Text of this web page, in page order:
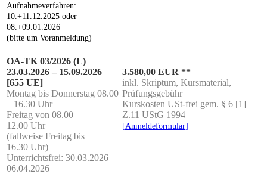
Auf­nah­me­ver­fah­ren:
10.+11.12.2025 oder
08.+09.01.2026
(bit­te um Voranmeldung)
OA-TK 03/2026 (L)
23.03.2026 – 15.09.2026
[655 UE]
Mon­tag bis Don­ners­tag 08.00
– 16.30 Uhr
Frei­tag von 08.00 –
12.00 Uhr
(fall­wei­se Frei­tag bis
16.30 Uhr)
Unter­richts­frei: 30.03.2026 –
06.04.2026
3.580,00 EUR **
inkl. Skrip­tum, Kurs­ma­te­ri­al,
Prüfungsgebühr
Kurs­kos­ten USt-frei gem. § 6 [1]
Z.11 UStG 1994
[Anmel­de­for­mu­lar]